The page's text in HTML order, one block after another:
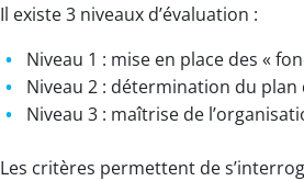
Il existe 3 niveaux d’évaluation :
Niveau 1 : mise en place des «
Niveau 2 : détermination du
Niveau 3 : maîtrise de
Les critères permettent de